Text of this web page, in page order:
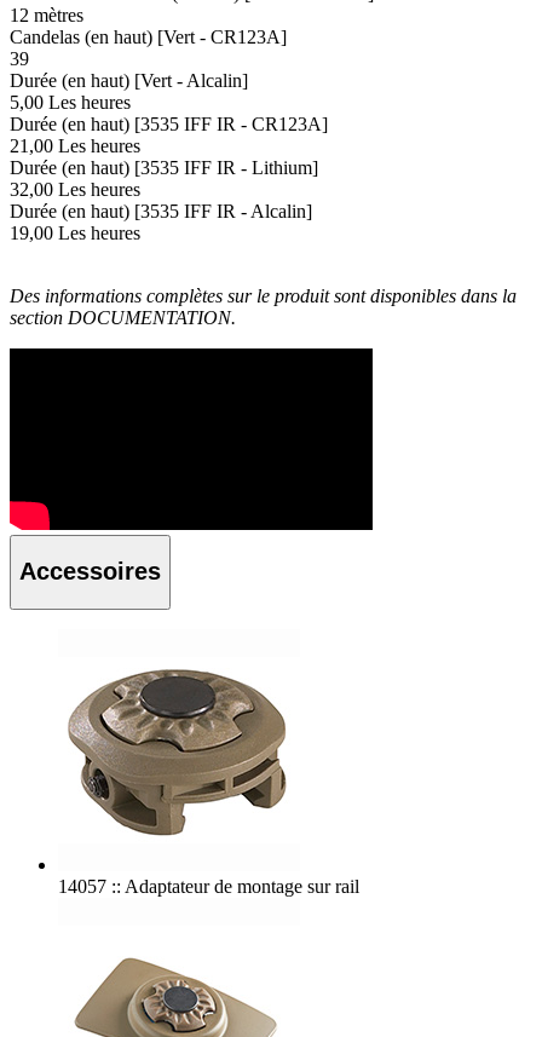
12 mètres
Candelas (en haut) [Vert - CR123A]
39
Durée (en haut) [Vert - Alcalin]
5,00 Les heures
Durée (en haut) [3535 IFF IR - CR123A]
21,00 Les heures
Durée (en haut) [3535 IFF IR - Lithium]
32,00 Les heures
Durée (en haut) [3535 IFF IR - Alcalin]
19,00 Les heures
Des informations complètes sur le produit sont disponibles dans la
section DOCUMENTATION.
Accessoires
14057 :: Adaptateur de montage sur rail